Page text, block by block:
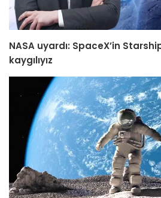
NASA uyardı: SpaceX’in
kaygılıyız